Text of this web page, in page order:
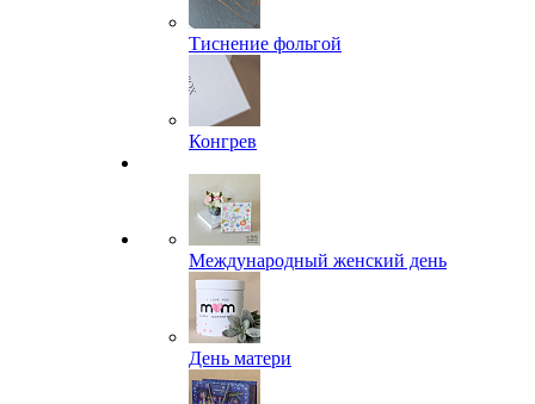
Тиснение фольгой
Конгрев
Международный женский день
День матери